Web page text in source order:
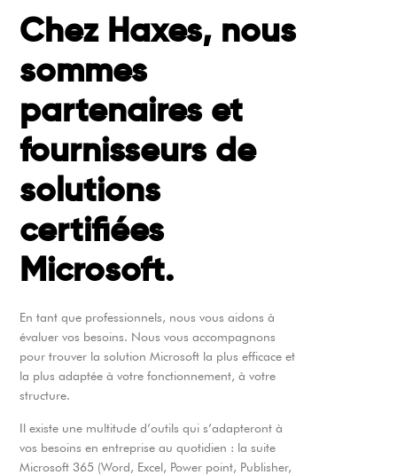
Chez Haxes, nous
sommes
partenaires et
fournisseurs de
solutions
certifiées
Microsoft.
En tant que professionnels, nous vous aidons à
évaluer vos besoins. Nous vous accompagnons
pour trouver la solution Microsoft la plus efficace et
la plus adaptée à votre fonctionnement, à votre
structure.
Il existe une multitude d’outils qui s’adapteront à
vos besoins en entreprise au quotidien : la suite
Microsoft 365 (Word, Excel, Power point, Publisher,